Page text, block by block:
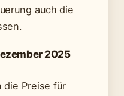
auch die
2025
die Preise für